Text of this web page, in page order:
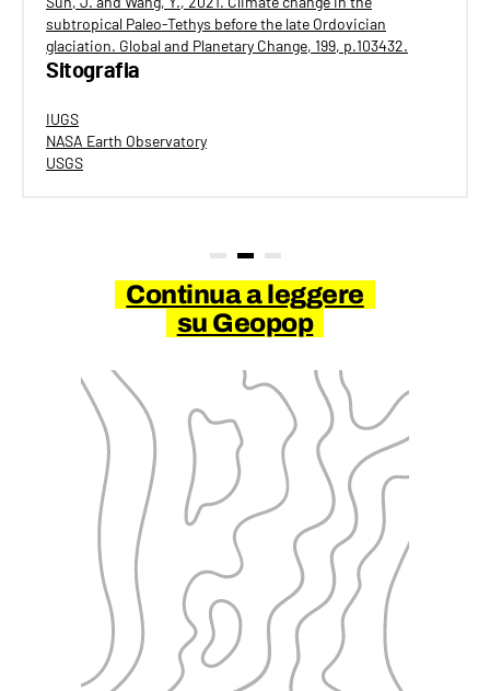
subtropical Paleo-Tethys before the late Ordovician
glaciation. Global and Planetary Change, 199, p.103432.
Sitografia
IUGS
NASA Earth Observatory
USGS
Continua a leggere
su Geopop